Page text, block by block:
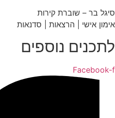
סיגל בר – שוברת קירות
אימון אישי | הרצאות | סדנאות
לתכנים נוספים
Facebook-f